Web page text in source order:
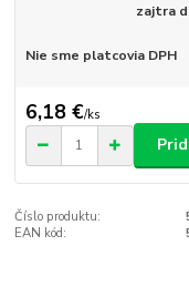
zajtra
Nie sme platcovia DPH
6,18 €/ks
Číslo produktu:
EAN kód: